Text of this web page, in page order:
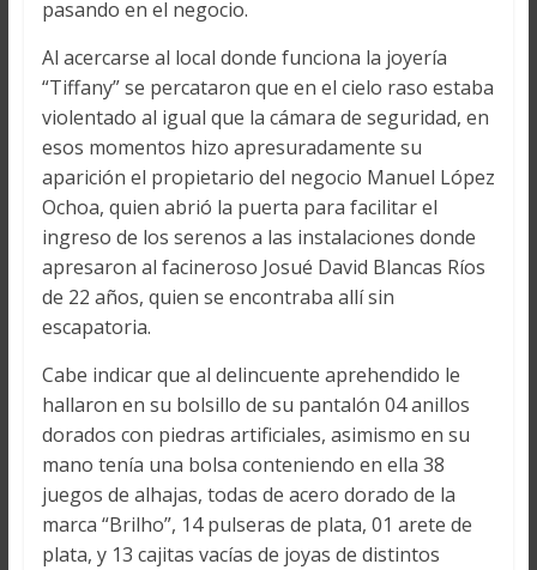
pasando en el negocio.
Al acercarse al local donde funciona la joyería
“Tiffany” se percataron que en el cielo raso estaba
violentado al igual que la cámara de seguridad, en
esos momentos hizo apresuradamente su
aparición el propietario del negocio Manuel López
Ochoa, quien abrió la puerta para facilitar el
ingreso de los serenos a las instalaciones donde
apresaron al facineroso Josué David Blancas Ríos
de 22 años, quien se encontraba allí sin
escapatoria.
Cabe indicar que al delincuente aprehendido le
hallaron en su bolsillo de su pantalón 04 anillos
dorados con piedras artificiales, asimismo en su
mano tenía una bolsa conteniendo en ella 38
juegos de alhajas, todas de acero dorado de la
marca “Brilho”, 14 pulseras de plata, 01 arete de
plata, y 13 cajitas vacías de joyas de distintos